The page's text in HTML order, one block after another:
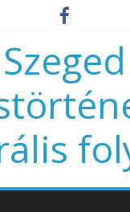
Szeged